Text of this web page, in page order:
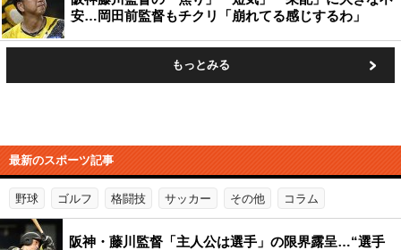
安…岡田前監督もチクリ「崩れてる感じするわ」
もっとみる
最新のスポーツ記事
野球 ゴルフ 格闘技 サッカー その他 コラム
阪神・藤川監督「主人公は選手」の限界露呈…“選手